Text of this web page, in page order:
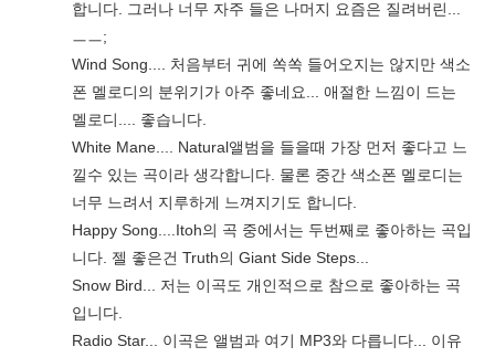
합니다. 그러나 너무 자주 들은 나머지 요즘은 질려버린...
ㅡㅡ;
Wind Song.... 처음부터 귀에 쏙쏙 들어오지는 않지만 색소
폰 멜로디의 분위기가 아주 좋네요... 애절한 느낌이 드는
멜로디.... 좋습니다.
White Mane.... Natural앨범을 들을때 가장 먼저 좋다고 느
낄수 있는 곡이라 생각합니다. 물론 중간 색소폰 멜로디는
너무 느려서 지루하게 느껴지기도 합니다.
Happy Song....Itoh의 곡 중에서는 두번째로 좋아하는 곡입
니다. 젤 좋은건 Truth의 Giant Side Steps...
Snow Bird... 저는 이곡도 개인적으로 참으로 좋아하는 곡
입니다.
Radio Star... 이곡은 앨범과 여기 MP3와 다릅니다... 이유